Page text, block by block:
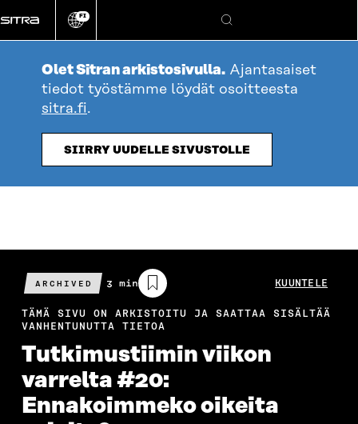
suoraan
sisältöön
Vaihda
kieli
FI
Hae
Olet Sitran arkistosivulla. Ajantasaiset
tiedot työstämme löydät osoitteesta
sitra.fi.
SIIRRY UUDELLE SIVUSTOLLE
ARCHIVED
Arvioitu
lukuaika
3 min KUUNTELE
TÄMÄ SIVU ON ARKISTOITU JA SAATTAA SISÄLTÄÄ
VANHENTUNUTTA TIETOA
Tutkimustiimin viikon
varrelta #20:
Ennakoimmeko oikeita